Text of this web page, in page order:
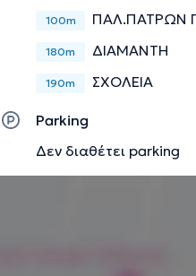
100m ΠΑΛ.ΠΑΤΡΩΝ
180m ΔΙΑΜΑΝΤΗ
190m ΣΧΟΛΕΙΑ
Parking
Δεν διαθέτει parking